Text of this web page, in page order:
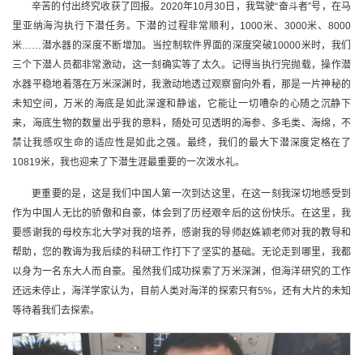
辛苦的付出终究收获了回报。2020年10月30日，我驾驶“奋斗者”号，在马
里亚纳海沟执行下潜任务。下潜的过程非常顺利，1000米、3000米、8000
米……潜水器的深度不断增加。当控制软件界面的深度突破10000米时，我们
三个下潜人员都非常激动，这一刻确实等了太久。记得当执行完抛载，操作潜
水器平稳地着落在万米深渊时，我激动地透过观察窗向外看，那是一片神秘的
未知空间，万米的海底是如此深邃和静谧，它能让一切嘈杂的心随之沉静下
来，海底生物的数量出乎我的意料，随处可见透明的海参、多毛类、海绵，不
禁让我感叹生命的适应性是如此之强。最终，我们的最大下潜深度定格在了
10819米，我也迎来了下潜生涯最重要的一次泼水礼。
更重要的是，这是我们中国人第一次到达这里，在这一刻我深切地感受到
作为中国人无比的骄傲和自豪，体会到了历经艰辛后的这份快乐。在这里，我
要感谢我的母校东北大学对我的培养，感谢我的导师赵姝颖老师对我的教导和
帮助，您的教诲为我后续的科研工作打下了坚实的基础。无论走到哪里，我都
以身为一名东大人而自豪。虽然我们成功探索了万米深渊，但海洋研究的工作
还远未停止，海洋学家认为，目前人类对海洋的探索只有5%，还有大片的未知
等待着我们去探索。